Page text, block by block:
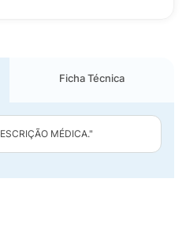
Ficha Técnica
MÉDICA."